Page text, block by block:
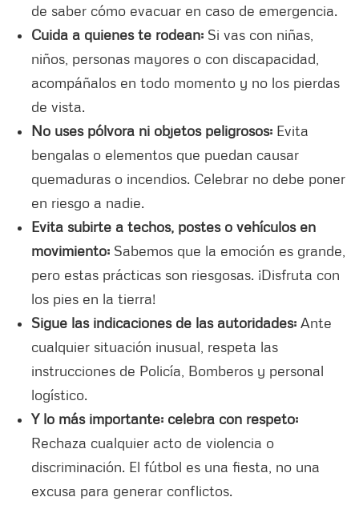
de saber cómo evacuar en caso de emergencia.
Cuida a quienes te rodean: Si vas con niñas,
niños, personas mayores o con discapacidad,
acompáñalos en todo momento y no los pierdas
de vista.
No uses pólvora ni objetos peligrosos: Evita
bengalas o elementos que puedan causar
quemaduras o incendios. Celebrar no debe poner
en riesgo a nadie.
Evita subirte a techos, postes o vehículos en
movimiento: Sabemos que la emoción es grande,
pero estas prácticas son riesgosas. ¡Disfruta con
los pies en la tierra!
Sigue las indicaciones de las autoridades: Ante
cualquier situación inusual, respeta las
instrucciones de Policía, Bomberos y personal
logístico.
Y lo más importante: celebra con respeto:
Rechaza cualquier acto de violencia o
discriminación. El fútbol es una fiesta, no una
excusa para generar conflictos.